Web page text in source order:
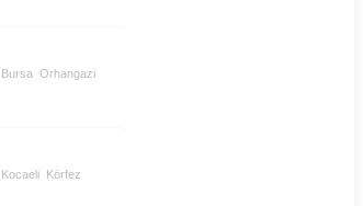
Bursa Orhangazi
Kocaeli Körfez